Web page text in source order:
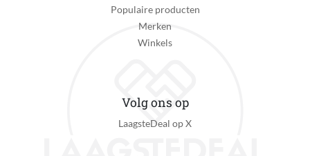
Populaire producten
Merken
Winkels
Volg ons op
LaagsteDeal op X